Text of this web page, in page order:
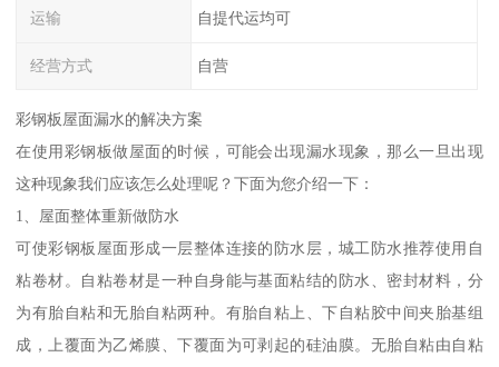
运输 自提代运均可
经营方式 自营
彩钢板屋面漏水的解决方案
在使用彩钢板做屋面的时候，可能会出现漏水现象，那么一旦出现
这种现象我们应该怎么处理呢？下面为您介绍一下：
1、屋面整体重新做防水
可使彩钢板屋面形成一层整体连接的防水层，城工防水推荐使用自
粘卷材。自粘卷材是一种自身能与基面粘结的防水、密封材料，分
为有胎自粘和无胎自粘两种。有胎自粘上、下自粘胶中间夹胎基组
成，上覆面为乙烯膜、下覆面为可剥起的硅油膜。无胎自粘由自粘